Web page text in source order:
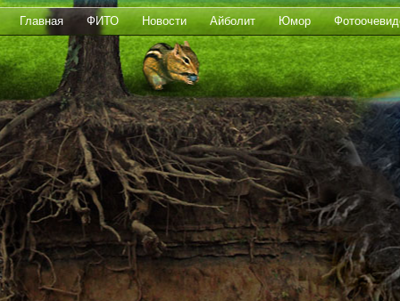
Главная ФИТО Новости Айболит Юмор